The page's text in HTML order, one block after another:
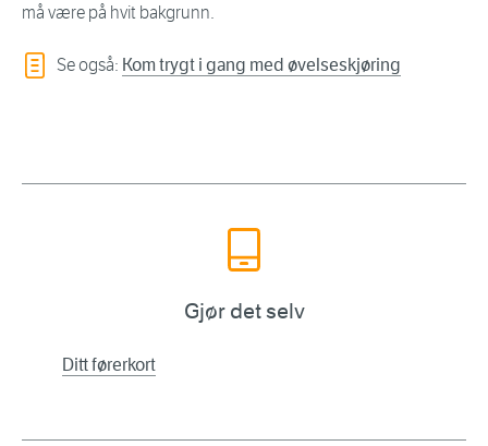
må være på hvit bakgrunn.
Se også: Kom trygt i gang med øvelseskjøring
Gjør det selv
Ditt førerkort